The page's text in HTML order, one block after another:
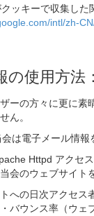
ッキーで収集し
intl/zh-
使用方法：
ーの方々に更に
ん。
は電子メール情報
Httpd アクセ
会のウェブサイト
への日次アクセ
バウンス率（ウ